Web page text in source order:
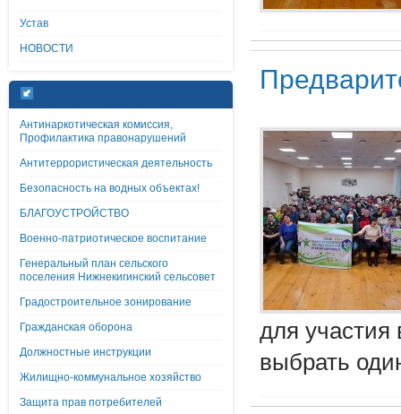
Устав
НОВОСТИ
Антинаркотическая комиссия,
Профилактика правонарушений
Антитеррористическая деятельность
Безопасность на водных объектах!
БЛАГОУСТРОЙСТВО
Военно-патриотическое воспитание
Генеральный план сельского
поселения Нижнекигинский сельсовет
Градостроительное зонирование
Гражданская оборона
Должностные инструкции
Жилищно-коммунальное хозяйство
Защита прав потребителей
для
выбрать